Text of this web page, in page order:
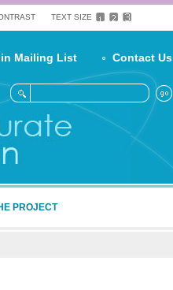
TEXT SIZE
PROJECT
Contact Us
Mailing List